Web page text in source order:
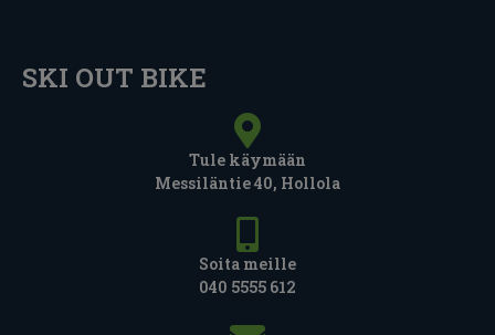
SKI OUT BIKE
Tule käymään
Messiläntie 40, Hollola
Soita meille
040 5555 612